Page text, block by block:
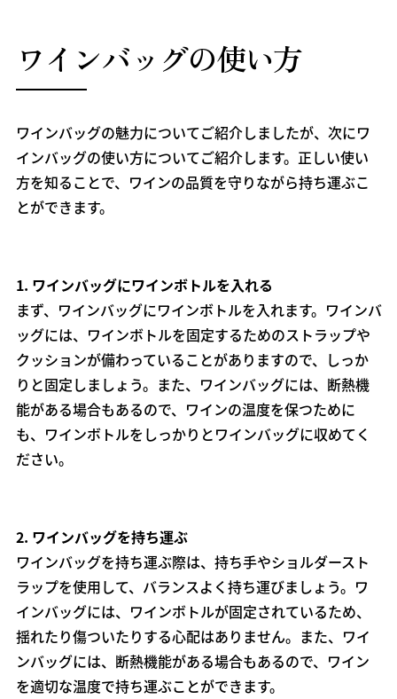
ワインバッグの使い方
ワインバッグの魅力についてご紹介しましたが、次にワ
インバッグの使い方についてご紹介します。正しい使い
方を知ることで、ワインの品質を守りながら持ち運ぶこ
とができます。
1. ワインバッグにワインボトルを入れる
まず、ワインバッグにワインボトルを入れます。ワインバ
ッグには、ワインボトルを固定するためのストラップや
クッションが備わっていることがありますので、しっか
りと固定しましょう。また、ワインバッグには、断熱機
能がある場合もあるので、ワインの温度を保つために
も、ワインボトルをしっかりとワインバッグに収めてく
ださい。
2. ワインバッグを持ち運ぶ
ワインバッグを持ち運ぶ際は、持ち手やショルダースト
ラップを使用して、バランスよく持ち運びましょう。ワ
インバッグには、ワインボトルが固定されているため、
揺れたり傷ついたりする心配はありません。また、ワイ
ンバッグには、断熱機能がある場合もあるので、ワイン
を適切な温度で持ち運ぶことができます。